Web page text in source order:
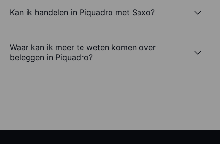
Kan ik handelen in Piquadro met Saxo?
Waar kan ik meer te weten komen over
beleggen in Piquadro?